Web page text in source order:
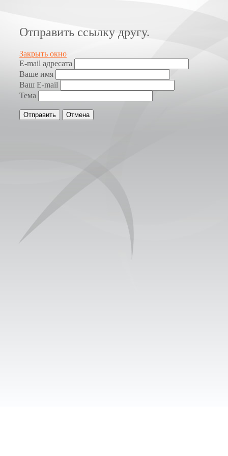
Отправить ссылку другу.
Закрыть окно
E-mail адресата
Ваше имя
Ваш E-mail
Тема
Отправить Отмена